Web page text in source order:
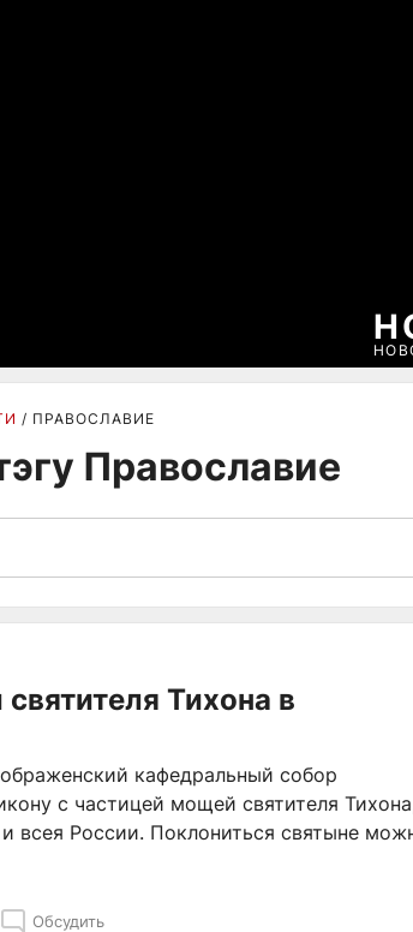
ПРАВОСЛАВИЕ
Православие
Тихона в
кафедральный собор
с частицей мощей святителя
всея России. Поклониться святыне
Обсудить